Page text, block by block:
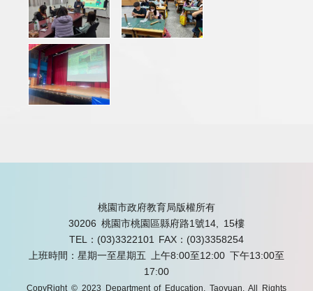
桃園市政府教育局版權所有
30206 桃園市桃園區縣府路1號14, 15樓
TEL：(03)3322101 FAX：(03)3358254
上班時間：星期一至星期五 上午8:00至12:00 下午13:00至
17:00
CopyRight © 2023 Department of Education, Taoyuan. All Rights